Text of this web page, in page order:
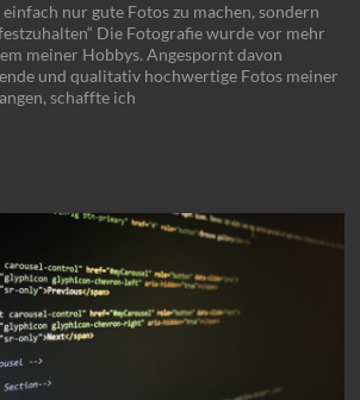
nur gute Fotos zu machen, sondern
Die Fotografie wurde vor mehr
meiner Hobbys. Angespornt davon
und qualitativ hochwertige Fotos meiner
schaffte ich